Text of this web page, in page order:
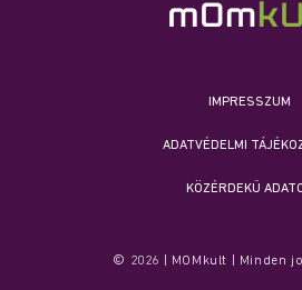
IMPRESSZUM
ADATVÉDELMI
KÖZÉRDEKŰ
© 2026 | MOMkult | Minden